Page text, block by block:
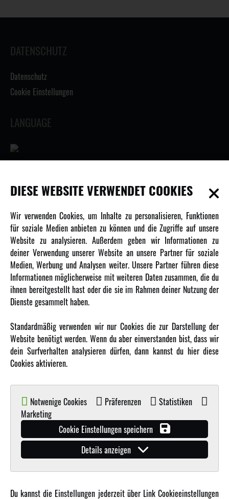
DATENSCHUTZ
Datenschutz
Cookie Einstellungen
LANGUAGE
INFORMATIONEN
Newsletter
Über uns
Karriere
Amewi Kataloge
MEHR VON AMEWI
Amewi Construction - Nutzfahrzeuge
Malinos - Die kreative Seite von Amewi
Werden Sie Amewi Händler
© Copyright 2019 - 2026 Amewi Trade GmbH - Alle Rechte vorbehalten |Impressum| Der
DIESE WEBSITE VERWENDET COOKIES
Wir verwenden Cookies, um Inhalte zu personalisieren, Funktionen
für soziale Medien anbieten zu können und die Zugriffe auf unsere
Website zu analysieren. Außerdem geben wir Informationen zu
deiner Verwendung unserer Website an unsere Partner für soziale
Medien, Werbung und Analysen weiter. Unsere Partner führen diese
Informationen möglicherweise mit weiteren Daten zusammen, die du
ihnen bereitgestellt hast oder die sie im Rahmen deiner Nutzung der
Dienste gesammelt haben.
Standardmäßig verwenden wir nur Cookies die zur Darstellung der
Website benötigt werden. Wenn du aber einverstanden bist, dass wir
dein Surfverhalten analysieren dürfen, dann kannst du hier diese
Cookies aktivieren.
Notwenige Cookies Präferenzen
Statistiken
Marketing
Cookie Einstellungen speichern
Details anzeigen
Du kannst die Einstellungen jederzeit über Link Cookieeinstellungen